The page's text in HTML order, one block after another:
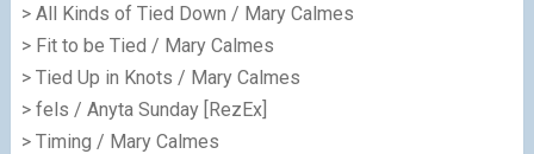
> All Kinds of Tied Down / Mary Calmes
> Fit to be Tied / Mary Calmes
> Tied Up in Knots / Mary Calmes
> fels / Anyta Sunday [RezEx]
> Timing / Mary Calmes